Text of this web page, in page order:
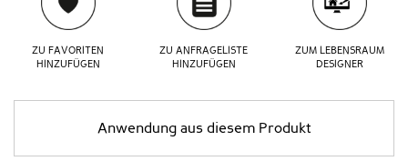
ZU FAVORITEN
HINZUFÜGEN
ZU ANFRAGELISTE
HINZUFÜGEN
ZUM LEBENSRAUM
DESIGNER
Anwendung aus diesem Produkt